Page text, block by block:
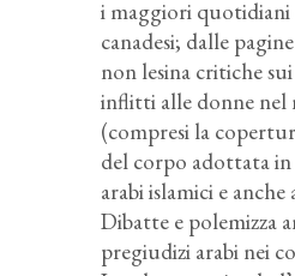
i maggiori quotidiani
canadesi; dalle
non lesina critiche
inflitti alle donne nel
(compresi la
del corpo adottata in
arabi islamici e anche
Dibatte e polemizza
pregiudizi arabi nei